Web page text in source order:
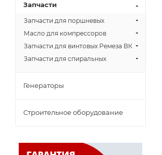
Запчасти
Запчасти для поршневых
Масло для компрессоров
Запчасти для винтовых Ремеза ВК
Запчасти для спиральных
Генераторы
Строительное оборудование